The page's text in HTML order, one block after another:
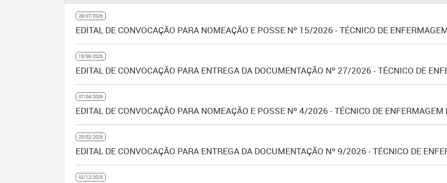
28/07/2026
EDITAL DE CONVOCAÇÃO PARA NOMEAÇÃO E POSSE Nº 15/2026 - TÉCNICO DE
15/06/2026
EDITAL DE CONVOCAÇÃO PARA ENTREGA DA DOCUMENTAÇÃO Nº 27/2026 - TÉCNICO DE
07/04/2026
EDITAL DE CONVOCAÇÃO PARA NOMEAÇÃO E POSSE Nº 4/2026 - TÉCNICO DE
25/02/2026
EDITAL DE CONVOCAÇÃO PARA ENTREGA DA DOCUMENTAÇÃO Nº 9/2026 - TÉCNICO DE
02/12/2025